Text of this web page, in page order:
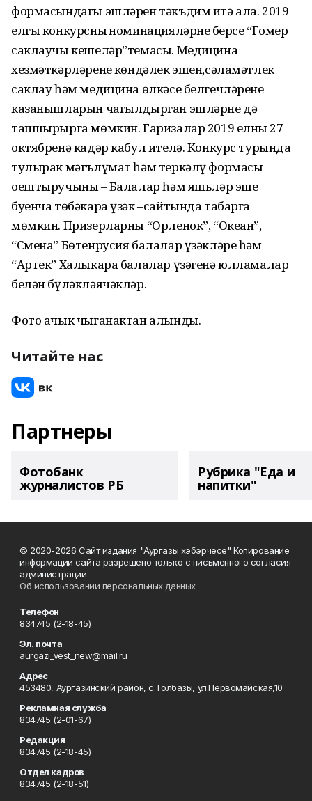
формасындагы эшләрен тәкъдим итә ала. 2019
елгы конкурсның номинацияләрнең берсе “Гомер
саклаучы кешеләр”темасы. Медицина
хезмәткәрләренең көндәлек эшен,сәламәтлек
саклау һәм медицина өлкәсе белгечләренең
казанышларын чагылдырган эшләрне дә
тапшырырга мөмкин. Гаризалар 2019 елның 27
октябренә кадәр кабул ителә. Конкурс турында
тулырак мәгълүмат һәм теркәлү формасы
оештыручының – Балалар һәм яшьләр эше
буенча төбәкара үзәк –сайтында табарга
мөмкин. Призерларны “Орленок”, “Океан”,
“Смена” Бөтенрусия балалар үзәкләре һәм
“Артек” Халыкара балалар үзәгенә юлламалар
белән бүләкләячәкләр.
Фото ачык чыганактан алынды.
Читайте нас
Партнеры
Фотобанк
журналистов РБ
Рубрика "Еда и
напитки"
© 2020-2026 Сайт издания "Аургазы хэбэрчесе" Копирование
информации сайта разрешено только с письменного согласия
администрации.
Об использовании персональных данных
Телефон
834745 (2-18-45)
Эл. почта
aurgazi_vest_new@mail.ru
Адрес
453480, Аургазинский район, с.Толбазы, ул.Первомайская,10
Рекламная служба
834745 (2-01-67)
Редакция
834745 (2-18-45)
Отдел кадров
834745 (2-18-51)